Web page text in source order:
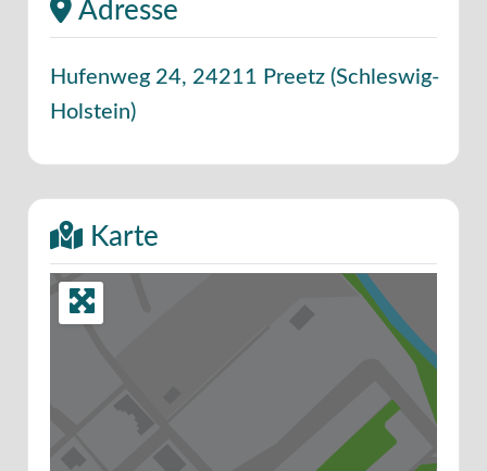
Adresse
Hufenweg 24, 24211 Preetz (Schleswig-
Holstein)
Karte